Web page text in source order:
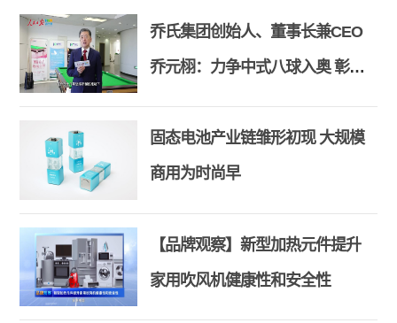
乔氏集团创始人、董事长兼CEO
乔元栩：力争中式八球入奥 彰显
和合共生精神
固态电池产业链雏形初现 大规模
商用为时尚早
【品牌观察】新型加热元件提升
家用吹风机健康性和安全性